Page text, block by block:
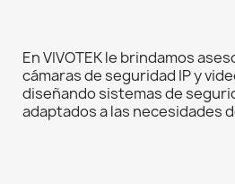
En VIVOTEK le brindamos
cámaras de seguridad IP y
diseñando sistemas de
adaptados a las necesidades